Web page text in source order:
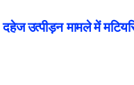
दहेज उत्पीड़न मामले में